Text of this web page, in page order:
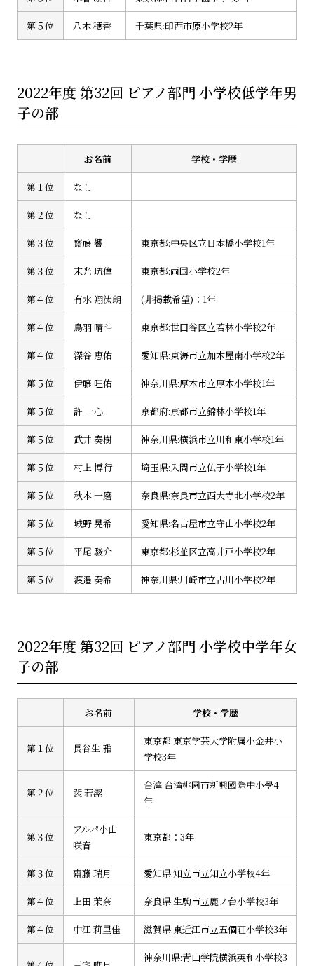
第５位 八木 穂香 千葉県:印西市原小学校2年
2022年度 第32回 ピアノ部門 小学校低学年男
子の部
お名前 学校・学歴
第１位 なし
第２位 なし
第３位 齋藤 響 東京都:中央区立日本橋小学校1年
第３位 末光 琉偉 東京都:両国小学校2年
第４位 有水 翔汰朗 (非掲載希望)：1年
第４位 鳥羽 晴斗 東京都:世田谷区立若林小学校2年
第４位 深谷 恵佑 愛知県:東海市立加木屋南小学校2年
第５位 伊藤 旺佑 神奈川県:厚木市立厚木小学校1年
第５位 許 一心 京都府:京都市立錦林小学校1年
第５位 武井 奏樹 神奈川県:横浜市立川和東小学校1年
第５位 村上 博行 埼玉県:入間市立仏子小学校1年
第５位 秋本 一磨 奈良県:奈良市立西大寺北小学校2年
第５位 城野 晃希 愛知県:名古屋市立守山小学校2年
第５位 平尾 駿介 東京都:杉並区立高井戸小学校2年
第５位 渡邉 奏希 神奈川県:川崎市立古川小学校2年
2022年度 第32回 ピアノ部門 小学校中学年女
子の部
お名前 学校・学歴
第１位 長谷生 雅
東京都:東京学芸大学附属小金井小
学校3年
第２位 裴 若潔
台湾:台湾桃園市新興國際中小學4
年
第３位
アルパ小山
咲音
東京都：3年
第３位 齋藤 瑞月 愛知県:知立市立知立小学校4年
第４位 上田 茉奈 奈良県:生駒市立鹿ノ台小学校3年
第４位 中江 莉里佳 滋賀県:東近江市立五個荘小学校3年
神奈川県:青山学院横浜英和小学校3